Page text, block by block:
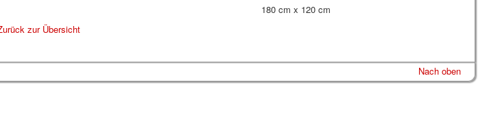
180 cm x 120 cm
zur Übersicht
Nach oben